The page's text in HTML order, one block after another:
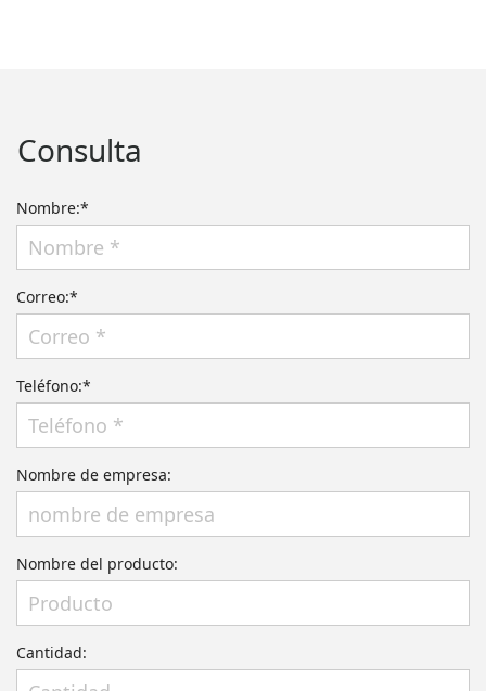
Consulta
Nombre:*
Correo:*
Teléfono:*
Nombre de empresa:
Nombre del producto:
Cantidad: